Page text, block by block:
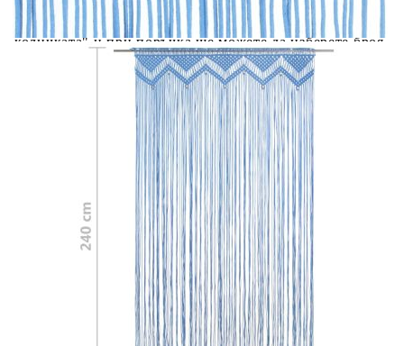
Предоставената таблица е с информационна цел.
Добавете продукта в количката си с бутона "Добави в
количката" и при поръчка ще можете да изберете броя
вноски на кредита.
Предоставената таблица е с информационна цел.
Добавете продукта в количката си с бутона "Добави в
количката" и при поръчка ще можете да изберете броя
вноски на кредита.
Предоставената таблица е с информационна цел.
Добавете продукта в количката си с бутона "Добави в
количката" и при поръчка ще можете да изберете броя
вноски на кредита.
Предоставената таблица е с информационна цел.
Добавете продукта в количката си с бутона "Добави в
количката" и при поръчка ще можете да изберете броя
вноски на кредита.